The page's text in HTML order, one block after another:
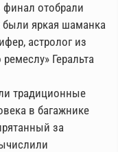
финал отобрали
были яркая шаманка
астролог из
Геральта
традиционные
в багажнике
за